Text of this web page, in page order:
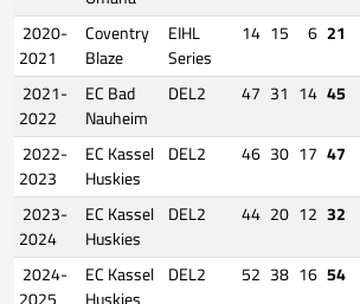
2020-
2021
Coventry
Blaze
EIHL
Series
14 15 6 21
2021-
2022
EC Bad
Nauheim
DEL2 47 31 14 45
2022-
2023
EC Kassel
Huskies
DEL2 46 30 17 47
2023-
2024
EC Kassel
Huskies
DEL2 44 20 12 32
2024-
EC Kassel DEL2 52 38 16 54